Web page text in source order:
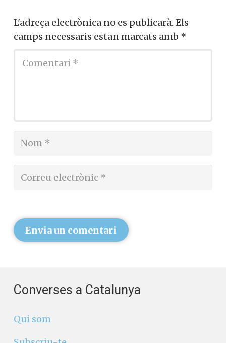
L'adreça electrònica no es publicarà. Els
camps necessaris estan marcats amb *
Envia un comentari
Converses a Catalunya
Qui som